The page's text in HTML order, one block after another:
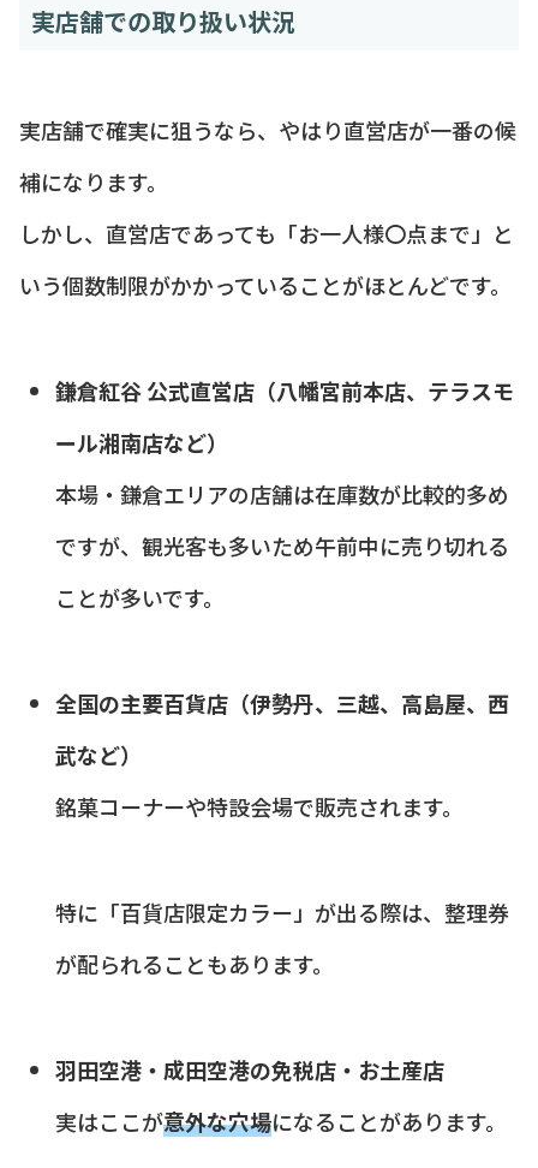
実店舗での取り扱い状況
実店舗で確実に狙うなら、やはり直営店が一番の候
補になります。
しかし、直営店であっても「お一人様〇点まで」と
いう個数制限がかかっていることがほとんどです。
鎌倉紅谷 公式直営店（八幡宮前本店、テラスモ
ール湘南店など）
本場・鎌倉エリアの店舗は在庫数が比較的多め
ですが、観光客も多いため午前中に売り切れる
ことが多いです。
全国の主要百貨店（伊勢丹、三越、高島屋、西
武など）
銘菓コーナーや特設会場で販売されます。
特に「百貨店限定カラー」が出る際は、整理券
が配られることもあります。
羽田空港・成田空港の免税店・お土産店
実はここが意外な穴場になることがあります。